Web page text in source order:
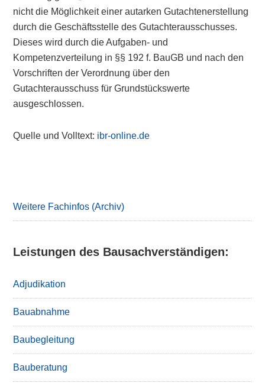
nicht die Möglichkeit einer autarken Gutachtenerstellung
durch die Geschäftsstelle des Gutachterausschusses.
Dieses wird durch die Aufgaben- und
Kompetenzverteilung in §§ 192 f. BauGB und nach den
Vorschriften der Verordnung über den
Gutachterausschuss für Grundstückswerte
ausgeschlossen.
Quelle und Volltext: ibr-online.de
Weitere Fachinfos (Archiv)
Leistungen des Bausachverständigen:
Adjudikation
Bauabnahme
Baubegleitung
Bauberatung